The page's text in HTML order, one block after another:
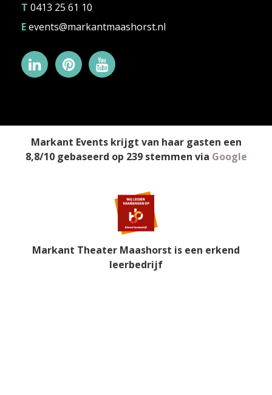
T 0413 25 61 10
Eevents@markantmaashorst.nl
Markant Eventskrijgt van haar gasten een
8,8/10gebaseerd op 239stemmen via Google
Markant Theater Maashorst is een erkend
leerbedrijf